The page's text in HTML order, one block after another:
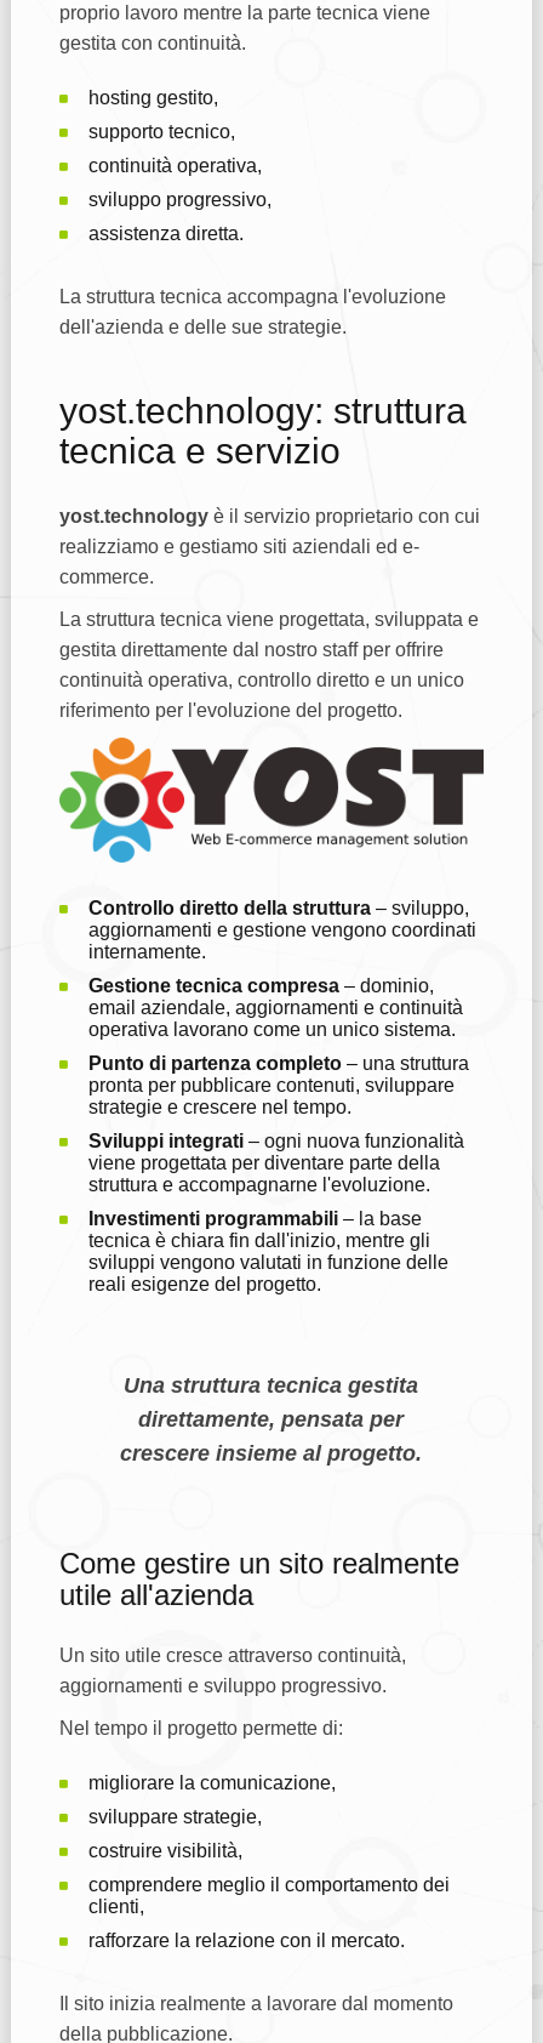
proprio lavoro mentre la parte tecnica viene
gestita con continuità.
hosting gestito,
supporto tecnico,
continuità operativa,
sviluppo progressivo,
assistenza diretta.
La struttura tecnica accompagna l'evoluzione
dell'azienda e delle sue strategie.
yost.technology: struttura
tecnica e servizio
yost.technologyè il servizio proprietario con cui
realizziamo e gestiamo siti aziendali ed e-
commerce.
La struttura tecnica viene progettata, sviluppata e
gestita direttamente dal nostro staff per offrire
continuità operativa, controllo diretto e un unico
riferimento per l'evoluzione del progetto.
Controllo diretto della struttura– sviluppo,
aggiornamenti e gestione vengono coordinati
internamente.
Gestione tecnica compresa– dominio,
email aziendale, aggiornamenti e continuità
operativa lavorano come un unico sistema.
Punto di partenza completo– una struttura
pronta per pubblicare contenuti, sviluppare
strategie e crescere nel tempo.
Sviluppi integrati– ogni nuova funzionalità
viene progettata per diventare parte della
struttura e accompagnarne l'evoluzione.
Investimenti programmabili– la base
tecnica è chiara fin dall'inizio, mentre gli
sviluppi vengono valutati in funzione delle
reali esigenze del progetto.
Una struttura tecnica gestita
direttamente, pensata per
crescere insieme al progetto.
Come gestire un sito realmente
utile all'azienda
Un sito utile cresce attraverso continuità,
aggiornamenti e sviluppo progressivo.
Nel tempo il progetto permette di:
migliorare la comunicazione,
sviluppare strategie,
costruire visibilità,
comprendere meglio il comportamento dei
clienti,
rafforzare la relazione con il mercato.
Il sito inizia realmente a lavorare dal momento
della pubblicazione.